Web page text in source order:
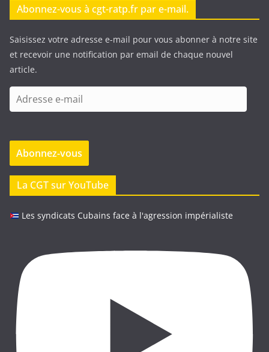
Abonnez-vous à cgt-ratp.fr par e-mail.
Saisissez votre adresse e-mail pour vous abonner à notre site
et recevoir une notification par email de chaque nouvel
article.
d
e
s
e
-
Abonnez-vous
La CGT sur YouTube
Les syndicats Cubains face à l'agression impérialiste